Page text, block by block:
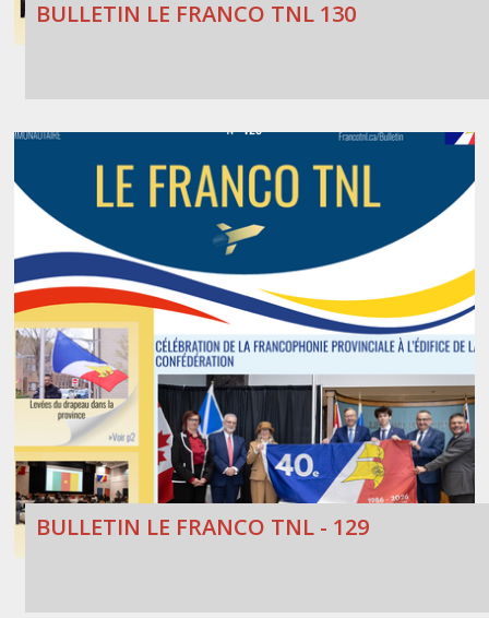
BULLETIN LE FRANCO TNL 130
BULLETIN LE FRANCO TNL - 129